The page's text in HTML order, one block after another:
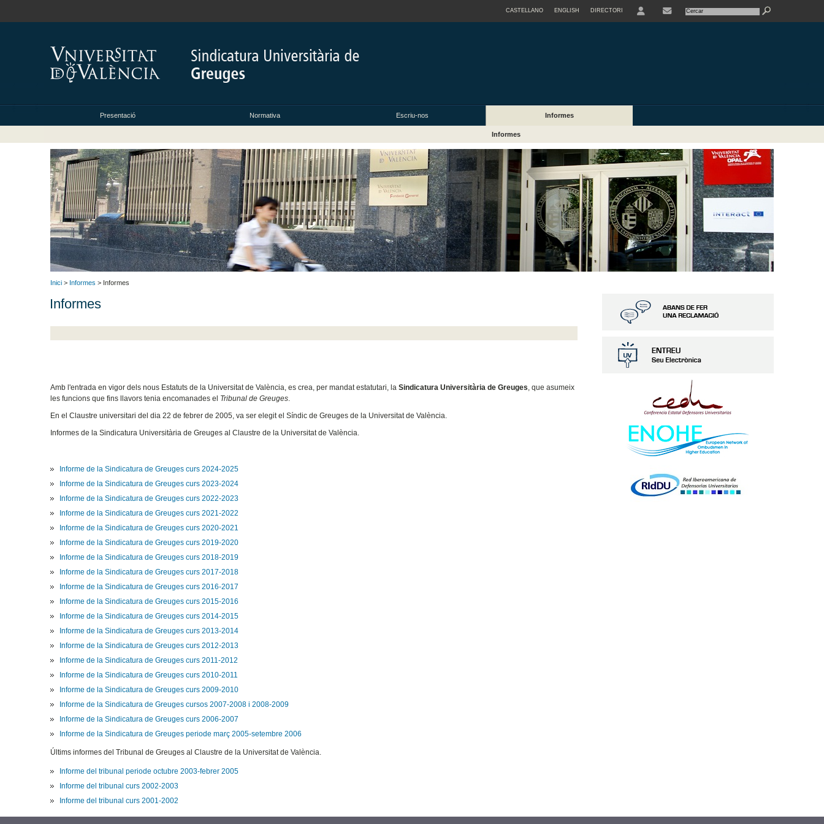
CASTELLANO ENGLISH DIRECTORI
Presentació Normativa Escriu-nos Informes
Informes
Inici > Informes > Informes
Informes
Amb l'entrada en vigor dels nous Estatuts de la Universitat de València, es crea, per mandat estatutari, laSindicatura Universitària de Greuges , que asumeix
les funcions que fins llavors tenia encomanades el Tribunal de Greuges
En el Claustre universitari del dia 22 de febrer de 2005, va ser elegit el Síndic de Greuges de la Universitat de València.
Informes de la Sindicatura Universitària de Greuges al Claustre de la Universitat de València.
Informe de la Sindicatura de Greuges curs 2024-2025
Informe de la Sindicatura de Greuges curs 2023-2024
Informe de la Sindicatura de Greuges curs 2022-2023
Informe de la Sindicatura de Greuges curs 2021-2022
Informe de la Sindicatura de Greuges curs 2020-2021
Informe de la Sindicatura de Greuges curs 2019-2020
Informe de la Sindicatura de Greuges curs 2018-2019
Informe de la Sindicatura de Greuges curs 2017-2018
Informe de la Sindicatura de Greuges curs 2016-2017
Informe de la Sindicatura de Greuges curs 2015-2016
Informe de la Sindicatura de Greuges curs 2014-2015
Informe de la Sindicatura de Greuges curs 2013-2014
Informe de la Sindicatura de Greuges curs 2012-2013
Informe de la Sindicatura de Greuges curs 2011-2012
Informe de la Sindicatura de Greuges curs 2010-2011
Informe de la Sindicatura de Greuges curs 2009-2010
Informe de la Sindicatura de Greuges cursos 2007-2008 i 2008-2009
Informe de la Sindicatura de Greuges curs 2006-2007
Informe de la Sindicatura de Greuges periode març 2005-setembre 2006
Últims informes del Tribunal de Greuges al Claustre de la Universitat de València.
Informe del tribunal periode octubre 2003-febrer 2005
Informe del tribunal curs 2002-2003
Informe del tribunal curs 2001-2002